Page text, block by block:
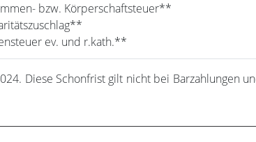
bzw. Körperschaftsteuer**
ev. und r.kath.**
Diese Schonfrist gilt nicht bei Barzahlungen